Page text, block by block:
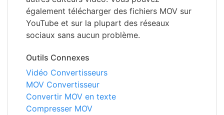
également télécharger des fichiers MOV sur
YouTube et sur la plupart des réseaux
sociaux sans aucun problème.
Outils Connexes
Vidéo Convertisseurs
MOV Convertisseur
Convertir MOV en texte
Compresser MOV